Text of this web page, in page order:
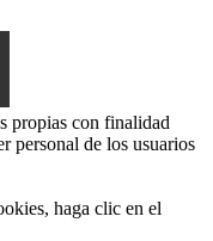
propias con finalidad
personal de los usuarios
haga clic en el